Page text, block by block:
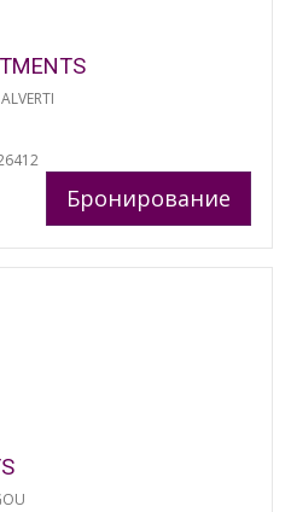
Бронирование